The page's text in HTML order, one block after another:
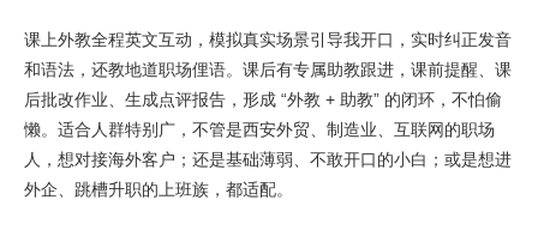
课上外教全程英文互动，模拟真实场景引导我开口，实时纠正发音
和语法，还教地道职场俚语。课后有专属助教跟进，课前提醒、课
后批改作业、生成点评报告，形成 “外教 + 助教” 的闭环，不怕偷
懒。适合人群特别广，不管是西安外贸、制造业、互联网的职场
人，想对接海外客户；还是基础薄弱、不敢开口的小白；或是想进
外企、跳槽升职的上班族，都适配。